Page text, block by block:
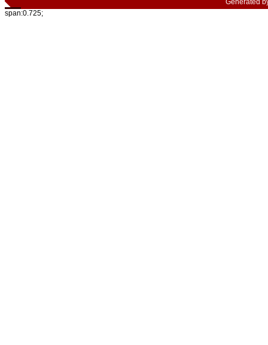
Generated
span:0.725;